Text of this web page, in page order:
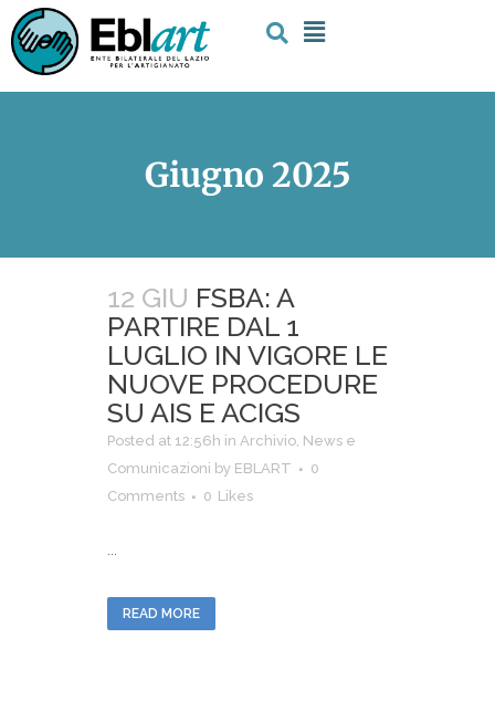
Giugno 2025
12 GIU FSBA: A
PARTIRE DAL 1
LUGLIO IN VIGORE LE
NUOVE PROCEDURE
SU AIS E ACIGS
Posted at 12:56h in Archivio, News e
Comunicazioni by EBLART
0
Comments
0 Likes
...
READ MORE